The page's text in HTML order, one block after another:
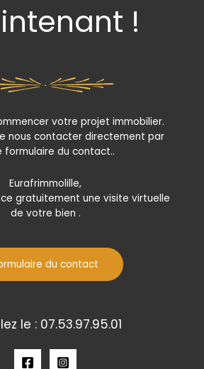
!
votre projet immobilier.
nous contacter directement par
formulaire du contact..
Eurafrimmolille,
gratuitement une visite virtuelle
de votre bien .
du contact
le : 07.53.97.95.01